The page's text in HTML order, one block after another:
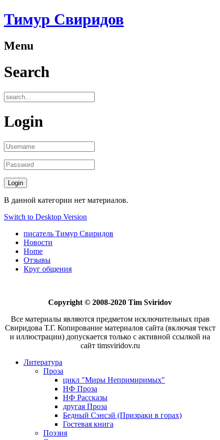
Тимур Свиридов
Menu
Search
Login
В данной категории нет материалов.
Switch to Desktop Version
писатель Тимур Свиридов
Новости
Home
Отзывы
Круг общения
Copyright © 2008-2020 Tim Sviridov
Все материалы являются предметом исключительных прав
Свиридова Т.Г. Копирование материалов сайта (включая текст
и иллюстрации) допускается только с активной ссылкой на
сайт timsviridov.ru
Литература
Проза
цикл "Миры Непримиримых"
НФ Проза
НФ Рассказы
другая Проза
Бедный Сэнсэй (Призраки в горах)
Гостевая книга
Поэзия